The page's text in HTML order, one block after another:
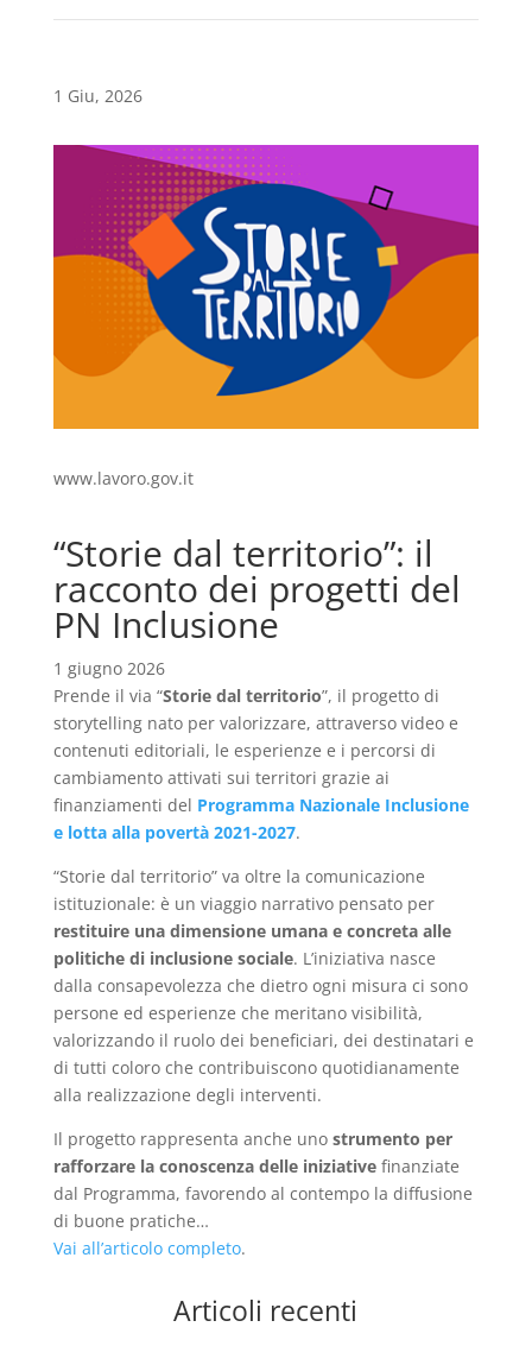
1 Giu, 2026
www.lavoro.gov.it
“Storie dal territorio”: il
racconto dei progetti del
PN Inclusione
1 giugno 2026
Prende il via “Storie dal territorio”, il progetto di
storytelling nato per valorizzare, attraverso video e
contenuti editoriali, le esperienze e i percorsi di
cambiamento attivati sui territori grazie ai
finanziamenti del Programma Nazionale Inclusione
e lotta alla povertà 2021-2027.
“Storie dal territorio” va oltre la comunicazione
istituzionale: è un viaggio narrativo pensato per
restituire una dimensione umana e concreta alle
politiche di inclusione sociale. L’iniziativa nasce
dalla consapevolezza che dietro ogni misura ci sono
persone ed esperienze che meritano visibilità,
valorizzando il ruolo dei beneficiari, dei destinatari e
di tutti coloro che contribuiscono quotidianamente
alla realizzazione degli interventi.
Il progetto rappresenta anche uno strumento per
rafforzare la conoscenza delle iniziativefinanziate
dal Programma, favorendo al contempo la diffusione
di buone pratiche…
Vai all’articolo completo.
Articoli recenti